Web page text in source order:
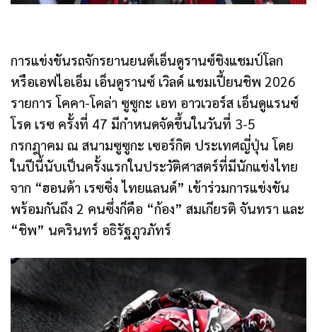
การแข่งขันรถจักรยานยนต์เอ็นดูรานซ์ชิงแชมป์โลก
หรือเอฟไอเอ็ม เอ็นดูรานซ์ เวิลด์ แชมเปี้ยนชิพ 2026
รายการ โคคา-โคล่า ซูซูกะ เอท อาวเวอร์ส เอ็นดูแรนซ์
โรด เรซ ครั้งที่ 47 มีกำหนดจัดขึ้นในวันที่ 3-5
กรกฎาคม ณ สนามซูซูกะ เซอร์กิต ประเทศญี่ปุ่น โดย
ในปีนี้นับเป็นครั้งแรกในประวัติศาสตร์ที่มีนักแข่งไทย
จาก “ฮอนด้า เรซซิ่ง ไทยแลนด์” เข้าร่วมการแข่งขัน
พร้อมกันถึง 2 คนซึ่งก็คือ “ก้อง” สมเกียรติ จันทรา และ
“ชิพ” นครินทร์ อธิรัฐภูวภัทร์